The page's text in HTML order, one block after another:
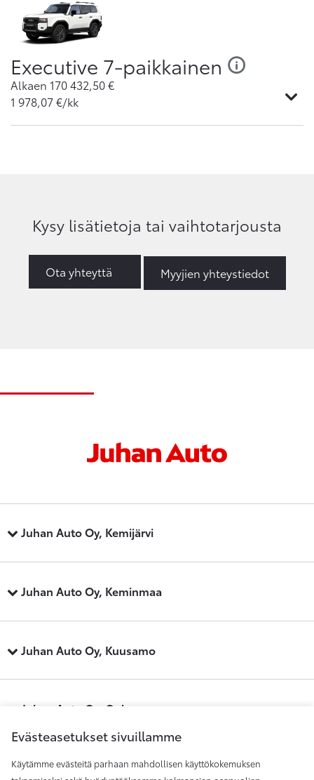
Executive 7-paikkainen
Alkaen 170 432,50€
1 978,07€/kk
Kysy lisätietoja tai vaihtotarjousta
Ota yhteyttä Myyjien yhteystiedot
Juhan Auto Oy, Kemijärvi
Juhan Auto Oy, Keminmaa
Juhan Auto Oy, Kuusamo
Juhan Auto Oy, Oulu
Juhan Auto Oy, Raahe
Evästeasetukset sivuillamme
Käytämme evästeitä parhaan mahdollisen käyttökokemuksen